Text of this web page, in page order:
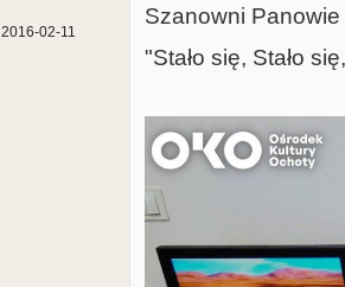
2016-02-11
Szanowni Panowie
"Stało się, Stało